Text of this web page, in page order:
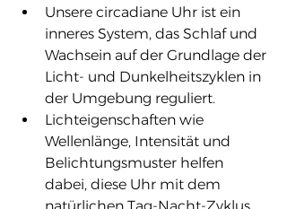
Unsere circadiane Uhr ist ein
inneres System, das Schlaf und
Wachsein auf der Grundlage der
Licht- und Dunkelheitszyklen in
der Umgebung reguliert.
Lichteigenschaften wie
Wellenlänge, Intensität und
Belichtungsmuster helfen
dabei, diese Uhr mit dem
natürlichen Tag-Nacht-Zyklus